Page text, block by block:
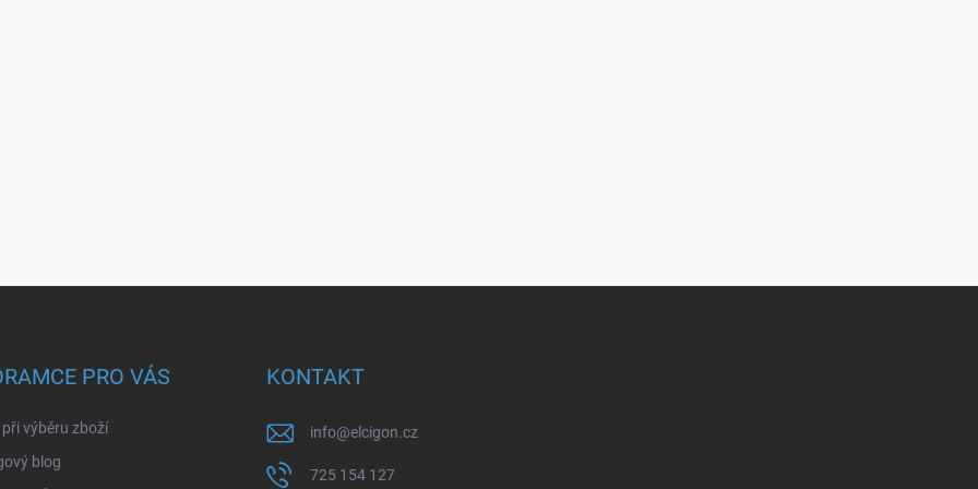
PRO VÁS
při výběru zboží
blog
KONTAKT
info@elcigon.cz
725 154 127